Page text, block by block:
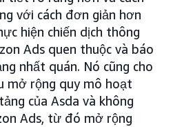
với cách đơn giản hơn
hiện chiến dịch thông
Ads quen thuộc và báo
nhất quán. Nó cũng cho
mở rộng quy mô hoạt
của Asda và không
Ads, từ đó mở rộng